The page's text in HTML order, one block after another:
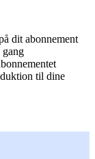
dit abonnement
til dine